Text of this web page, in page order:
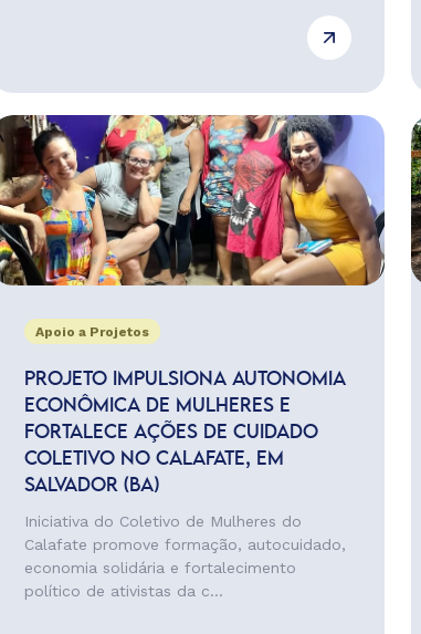
Apoio a Projetos
PROJETO IMPULSIONA AUTONOMIA
ECONÔMICA DE MULHERES E
FORTALECE AÇÕES DE CUIDADO
COLETIVO NO CALAFATE, EM
SALVADOR (BA)
Iniciativa do Coletivo de Mulheres do
Calafate promove formação, autocuidado,
economia solidária e fortalecimento
político de ativistas da c...